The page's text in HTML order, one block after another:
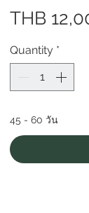
THB
Quantity *
45 - 60 วัน